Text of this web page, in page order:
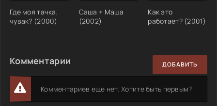
Где моя тачка,
чувак? (2000)
Саша + Маша
(2002)
Как это
работает? (2001)
Комментарии ДОБАВИТЬ
Комментариев еще нет. Хотите быть первым?